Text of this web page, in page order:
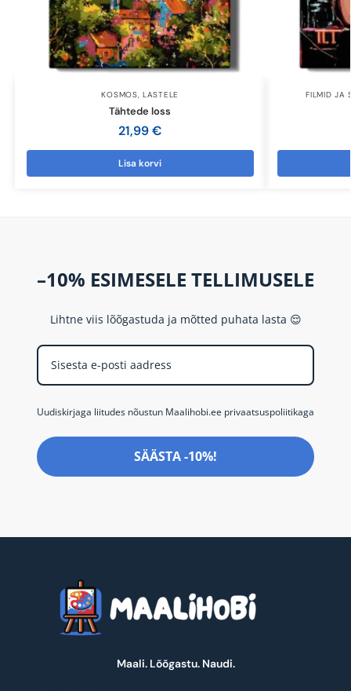
KOSMOS,LASTELE
Tähtede loss
21,99€
Lisa korvi
FILMID JA
–10% ESIMESELE TELLIMUSELE
Lihtne viis lõõgastuda ja mõtted puhata lasta 😌
Uudiskirjaga liitudes nõustun Maalihobi.ee privaatsuspoliitikaga
SÄÄSTA -10%!
Maali. Lõõgastu. Naudi.